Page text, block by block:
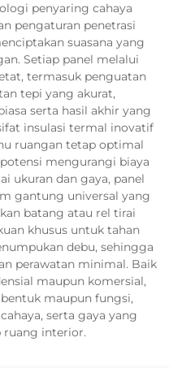
penyaring cahaya
pengaturan penetrasi
suasana yang
Setiap panel melalui
termasuk penguatan
tepi yang akurat,
serta hasil akhir yang
insulasi termal inovatif
ruangan tetap optimal
mengurangi biaya
ukuran dan gaya, panel
gantung universal yang
batang atau rel tirai
khusus untuk tahan
debu, sehingga
perawatan minimal. Baik
maupun komersial,
maupun fungsi,
serta gaya yang
ruang interior.